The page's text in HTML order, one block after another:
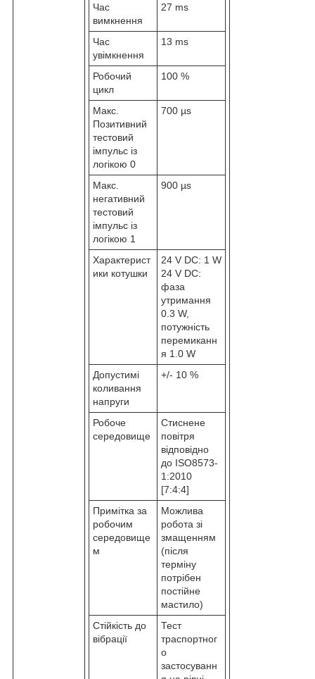
Час
вимкнення
27 ms
Час
увімкнення
13 ms
Робочий
цикл
100 %
Макс.
Позитивний
тестовий
імпульс із
логікою 0
700 µs
Макс.
негативний
тестовий
імпульс із
логікою 1
900 µs
Характерист
ики котушки
24 V DC: 1 W
24 V DC:
фаза
утримання
0.3 W,
потужність
перемиканн
я 1.0 W
Допустимі
коливання
напруги
+/- 10 %
Робоче
середовище
Стиснене
повітря
відповідно
до ISO8573-
1:2010
[7:4:4]
Примітка за
робочим
середовище
м
Можлива
робота зі
змащенням
(після
терміну
потрібен
постійне
мастило)
Стійкість до
вібрації
Тест
траспортног
о
застосуванн